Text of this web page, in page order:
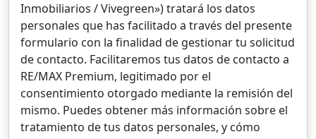
Inmobiliarios / Vivegreen») tratará los datos
personales que has facilitado a través del presente
formulario con la finalidad de gestionar tu solicitud
de contacto. Facilitaremos tus datos de contacto a
RE/MAX Premium, legitimado por el
consentimiento otorgado mediante la remisión del
mismo. Puedes obtener más información sobre el
tratamiento de tus datos personales, y cómo